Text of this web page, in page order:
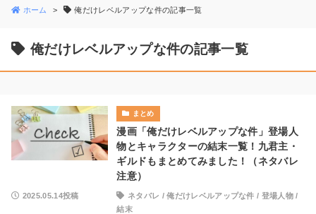
ホーム 俺だけレベルアップな件の記事一覧
俺だけレベルアップな件の記事一覧
まとめ
漫画「俺だけレベルアップな件」登場人
物とキャラクターの結末一覧！九君主・
ギルドもまとめてみました！（ネタバレ
注意）
2025.05.14投稿 ネタバレ /俺だけレベルアップな件 / 登場人物 /
結末